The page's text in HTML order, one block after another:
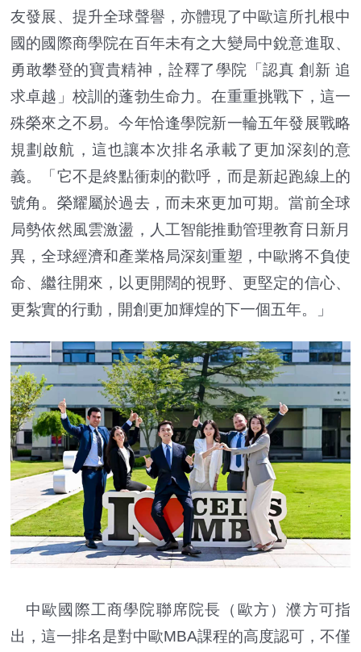
友發展、提升全球聲譽，亦體現了中歐這所扎根中
國的國際商學院在百年未有之大變局中銳意進取、
勇敢攀登的寶貴精神，詮釋了學院「認真 創新 追
求卓越」校訓的蓬勃生命力。在重重挑戰下，這一
殊榮來之不易。今年恰逢學院新一輪五年發展戰略
規劃啟航，這也讓本次排名承載了更加深刻的意
義。「它不是終點衝刺的歡呼，而是新起跑線上的
號角。榮耀屬於過去，而未來更加可期。當前全球
局勢依然風雲激盪，人工智能推動管理教育日新月
異，全球經濟和產業格局深刻重塑，中歐將不負使
命、繼往開來，以更開闊的視野、更堅定的信心、
更紮實的行動，開創更加輝煌的下一個五年。」
中歐國際工商學院聯席院長（歐方）濮方可指
出，這一排名是對中歐MBA課程的高度認可，不僅